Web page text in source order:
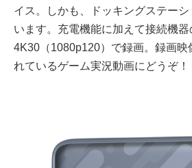
イス。しかも、ドッキングステー
います。充電機能に加えて接続機
4K30（1080p120）で録画。録画映
れているゲーム実況動画にどうぞ！